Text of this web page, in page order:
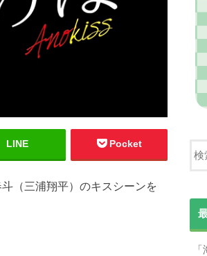
LINE Pocket
（三浦翔平）のキスシーンを